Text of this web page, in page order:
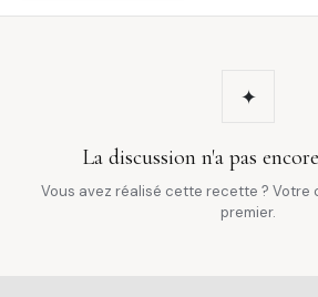
✦
La discussion n'a pas
Vous avez réalisé cette recette ? Votre
premier.